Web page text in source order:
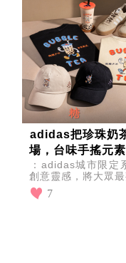
adidas把珍珠奶
場，台味手搖元
：adidas城市限定
創意靈感，將大眾
設計，推出涵蓋鞋
主題系列。
7